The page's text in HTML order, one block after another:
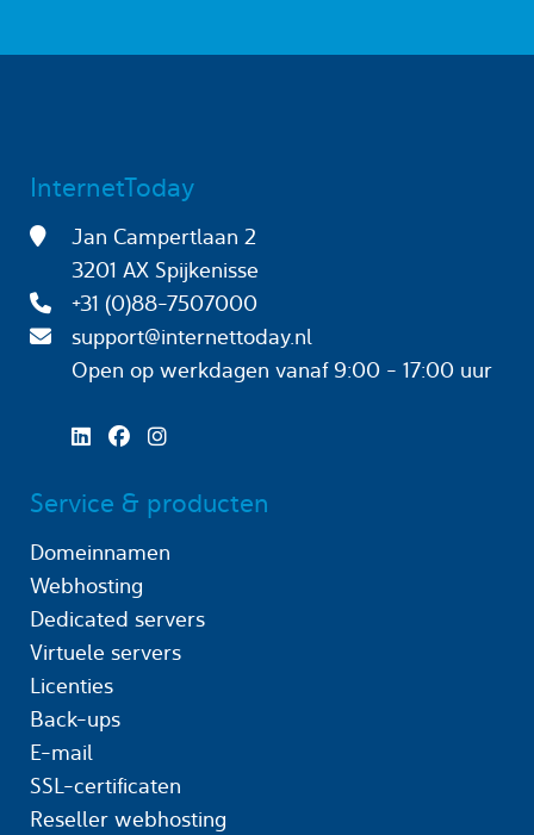
InternetToday
Jan Campertlaan 2
3201 AX Spijkenisse
+31 (0)88-7507000
support@internettoday.nl
Open op werkdagen
vanaf 9:00 - 17:00 uur
Service & producten
Domeinnamen
Webhosting
Dedicated servers
Virtuele servers
Licenties
Back-ups
E-mail
SSL-certificaten
Reseller webhosting